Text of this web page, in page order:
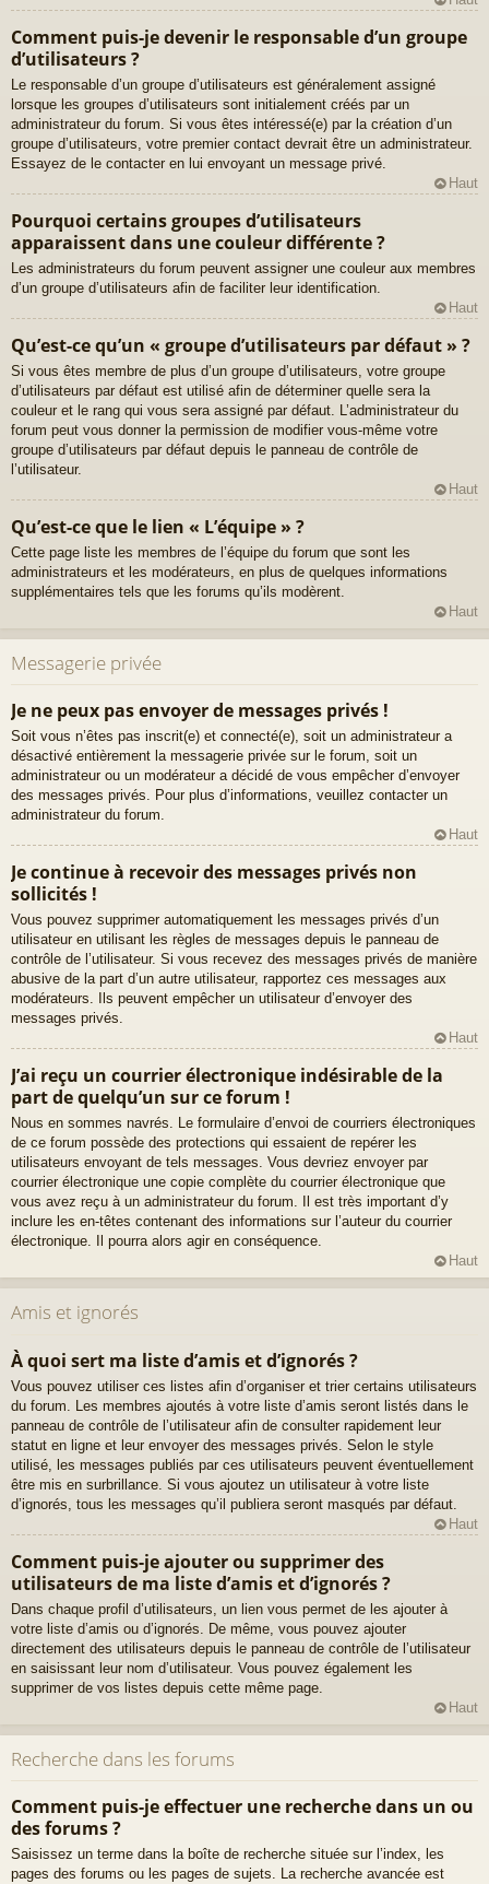
Comment puis-je devenir le responsable d’un groupe
d’utilisateurs ?
Le responsable d’un groupe d’utilisateurs est généralement assigné
lorsque les groupes d’utilisateurs sont initialement créés par un
administrateur du forum. Si vous êtes intéressé(e) par la création d’un
groupe d’utilisateurs, votre premier contact devrait être un administrateur.
Essayez de le contacter en lui envoyant un message privé.
Haut
Pourquoi certains groupes d’utilisateurs
apparaissent dans une couleur différente ?
Les administrateurs du forum peuvent assigner une couleur aux membres
d’un groupe d’utilisateurs afin de faciliter leur identification.
Haut
Qu’est-ce qu’un « groupe d’utilisateurs par défaut » ?
Si vous êtes membre de plus d’un groupe d’utilisateurs, votre groupe
d’utilisateurs par défaut est utilisé afin de déterminer quelle sera la
couleur et le rang qui vous sera assigné par défaut. L’administrateur du
forum peut vous donner la permission de modifier vous-même votre
groupe d’utilisateurs par défaut depuis le panneau de contrôle de
l’utilisateur.
Haut
Qu’est-ce que le lien « L’équipe » ?
Cette page liste les membres de l’équipe du forum que sont les
administrateurs et les modérateurs, en plus de quelques informations
supplémentaires tels que les forums qu’ils modèrent.
Haut
Messagerie privée
Je ne peux pas envoyer de messages privés !
Soit vous n’êtes pas inscrit(e) et connecté(e), soit un administrateur a
désactivé entièrement la messagerie privée sur le forum, soit un
administrateur ou un modérateur a décidé de vous empêcher d’envoyer
des messages privés. Pour plus d’informations, veuillez contacter un
administrateur du forum.
Haut
Je continue à recevoir des messages privés non
sollicités !
Vous pouvez supprimer automatiquement les messages privés d’un
utilisateur en utilisant les règles de messages depuis le panneau de
contrôle de l’utilisateur. Si vous recevez des messages privés de manière
abusive de la part d’un autre utilisateur, rapportez ces messages aux
modérateurs. Ils peuvent empêcher un utilisateur d’envoyer des
messages privés.
Haut
J’ai reçu un courrier électronique indésirable de la
part de quelqu’un sur ce forum !
Nous en sommes navrés. Le formulaire d’envoi de courriers électroniques
de ce forum possède des protections qui essaient de repérer les
utilisateurs envoyant de tels messages. Vous devriez envoyer par
courrier électronique une copie complète du courrier électronique que
vous avez reçu à un administrateur du forum. Il est très important d’y
inclure les en-têtes contenant des informations sur l’auteur du courrier
électronique. Il pourra alors agir en conséquence.
Haut
Amis et ignorés
À quoi sert ma liste d’amis et d’ignorés ?
Vous pouvez utiliser ces listes afin d’organiser et trier certains utilisateurs
du forum. Les membres ajoutés à votre liste d’amis seront listés dans le
panneau de contrôle de l’utilisateur afin de consulter rapidement leur
statut en ligne et leur envoyer des messages privés. Selon le style
utilisé, les messages publiés par ces utilisateurs peuvent éventuellement
être mis en surbrillance. Si vous ajoutez un utilisateur à votre liste
d’ignorés, tous les messages qu’il publiera seront masqués par défaut.
Haut
Comment puis-je ajouter ou supprimer des
utilisateurs de ma liste d’amis et d’ignorés ?
Dans chaque profil d’utilisateurs, un lien vous permet de les ajouter à
votre liste d’amis ou d’ignorés. De même, vous pouvez ajouter
directement des utilisateurs depuis le panneau de contrôle de l’utilisateur
en saisissant leur nom d’utilisateur. Vous pouvez également les
supprimer de vos listes depuis cette même page.
Haut
Recherche dans les forums
Comment puis-je effectuer une recherche dans un ou
des forums ?
Saisissez un terme dans la boîte de recherche située sur l’index, les
pages des forums ou les pages de sujets. La recherche avancée est